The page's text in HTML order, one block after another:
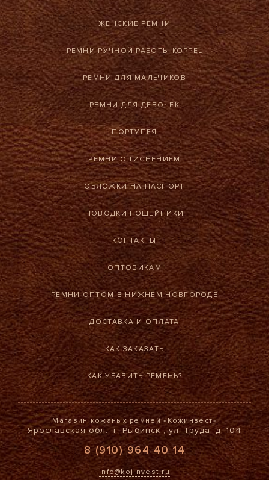
ЖЕНСКИЕ РЕМНИ
РЕМНИ РУЧНОЙ РАБОТЫ KOPPEL
РЕМНИ ДЛЯ МАЛЬЧИКОВ
РЕМНИ ДЛЯ ДЕВОЧЕК
ПОРТУПЕЯ
РЕМНИ С ТИСНЕНИЕМ
ОБЛОЖКИ НА ПАСПОРТ
ПОВОДКИ |ОШЕЙНИКИ
КОНТАКТЫ
ОПТОВИКАМ
РЕМНИ ОПТОМ В НИЖНЕМ НОВГОРОДЕ
ДОСТАВКА И ОПЛАТА
КАК ЗАКАЗАТЬ
КАК УБАВИТЬ РЕМЕНЬ?
Магазин кожаных ремней «Кожинвест»
Ярославская обл., г. Рыбинск , ул. Труда, д. 104
8 (910) 964 40 14
info@kojinvest.ru